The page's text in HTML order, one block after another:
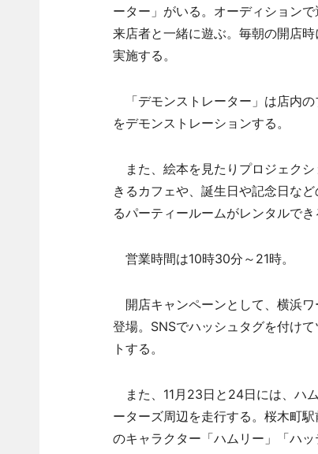
ーター」がいる。オーディション
来店者と一緒に遊ぶ。毎朝の開店
実施する。
「デモンストレーター」は店内
をデモンストレーションする。
また、絵本を見たりプロジェク
きるカフェや、誕生日や記念日な
るパーティールームがレンタルでき
営業時間は10時30分～21時。
開店キャンペーンとして、横浜
登場。SNSでハッシュタグを付け
トする。
また、11月23日と24日には、ハ
ーターズ周辺を走行する。桜木町
のキャラクター「ハムリー」「ハ